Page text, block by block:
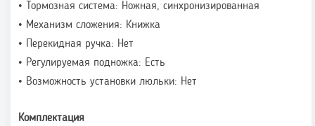
• Тормозная система: Ножная, синхронизированная
• Механизм сложения: Книжка
• Перекидная ручка: Нет
• Регулируемая подножка: Есть
• Возможность установки люльки: Нет
Комплектация